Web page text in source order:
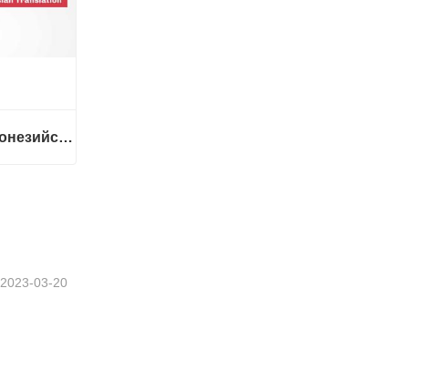
Услуги перевода| Индонезийский с китайского или на китайский
2023-03-20